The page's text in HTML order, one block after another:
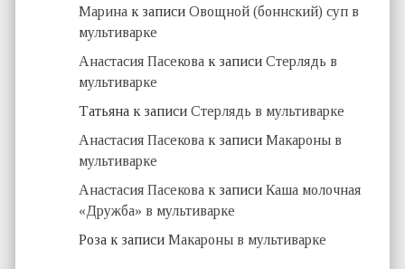
Марина к записиОвощной (боннский) суп в
мультиварке
Анастасия Пасекова к записиСтерлядь в
мультиварке
Татьяна к записиСтерлядь в мультиварке
Анастасия Пасекова к записиМакароны в
мультиварке
Анастасия Пасекова к записиКаша молочная
«Дружба» в мультиварке
Роза к записиМакароны в мультиварке